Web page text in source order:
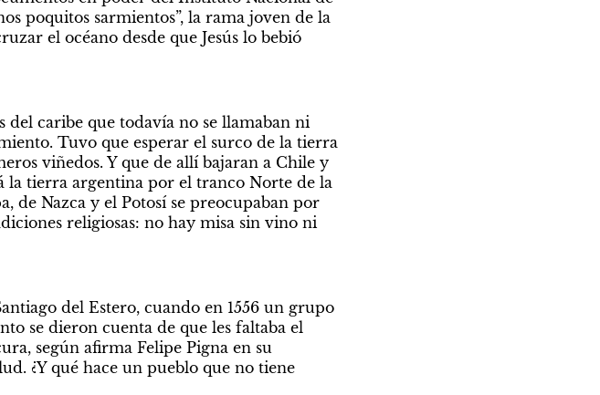
poquitos sarmientos”, la rama joven de la
el océano desde que Jesús lo bebió
caribe que todavía no se llamaban ni
Tuvo que esperar el surco de la tierra
viñedos. Y que de allí bajaran a Chile y
la tierra argentina por el tranco Norte de la
de Nazca y el Potosí se preocupaban por
religiosas: no hay misa sin vino ni
del Estero, cuando en 1556 un grupo
se dieron cuenta de que les faltaba el
según afirma Felipe Pigna en su
¿Y qué hace un pueblo que no tiene